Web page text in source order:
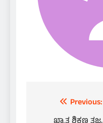
Previous: